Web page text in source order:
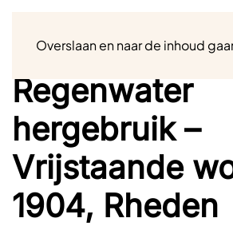
Overslaan en naar de inhoud
Regenwater
hergebruik –
Vrijstaande
1904, Rheden